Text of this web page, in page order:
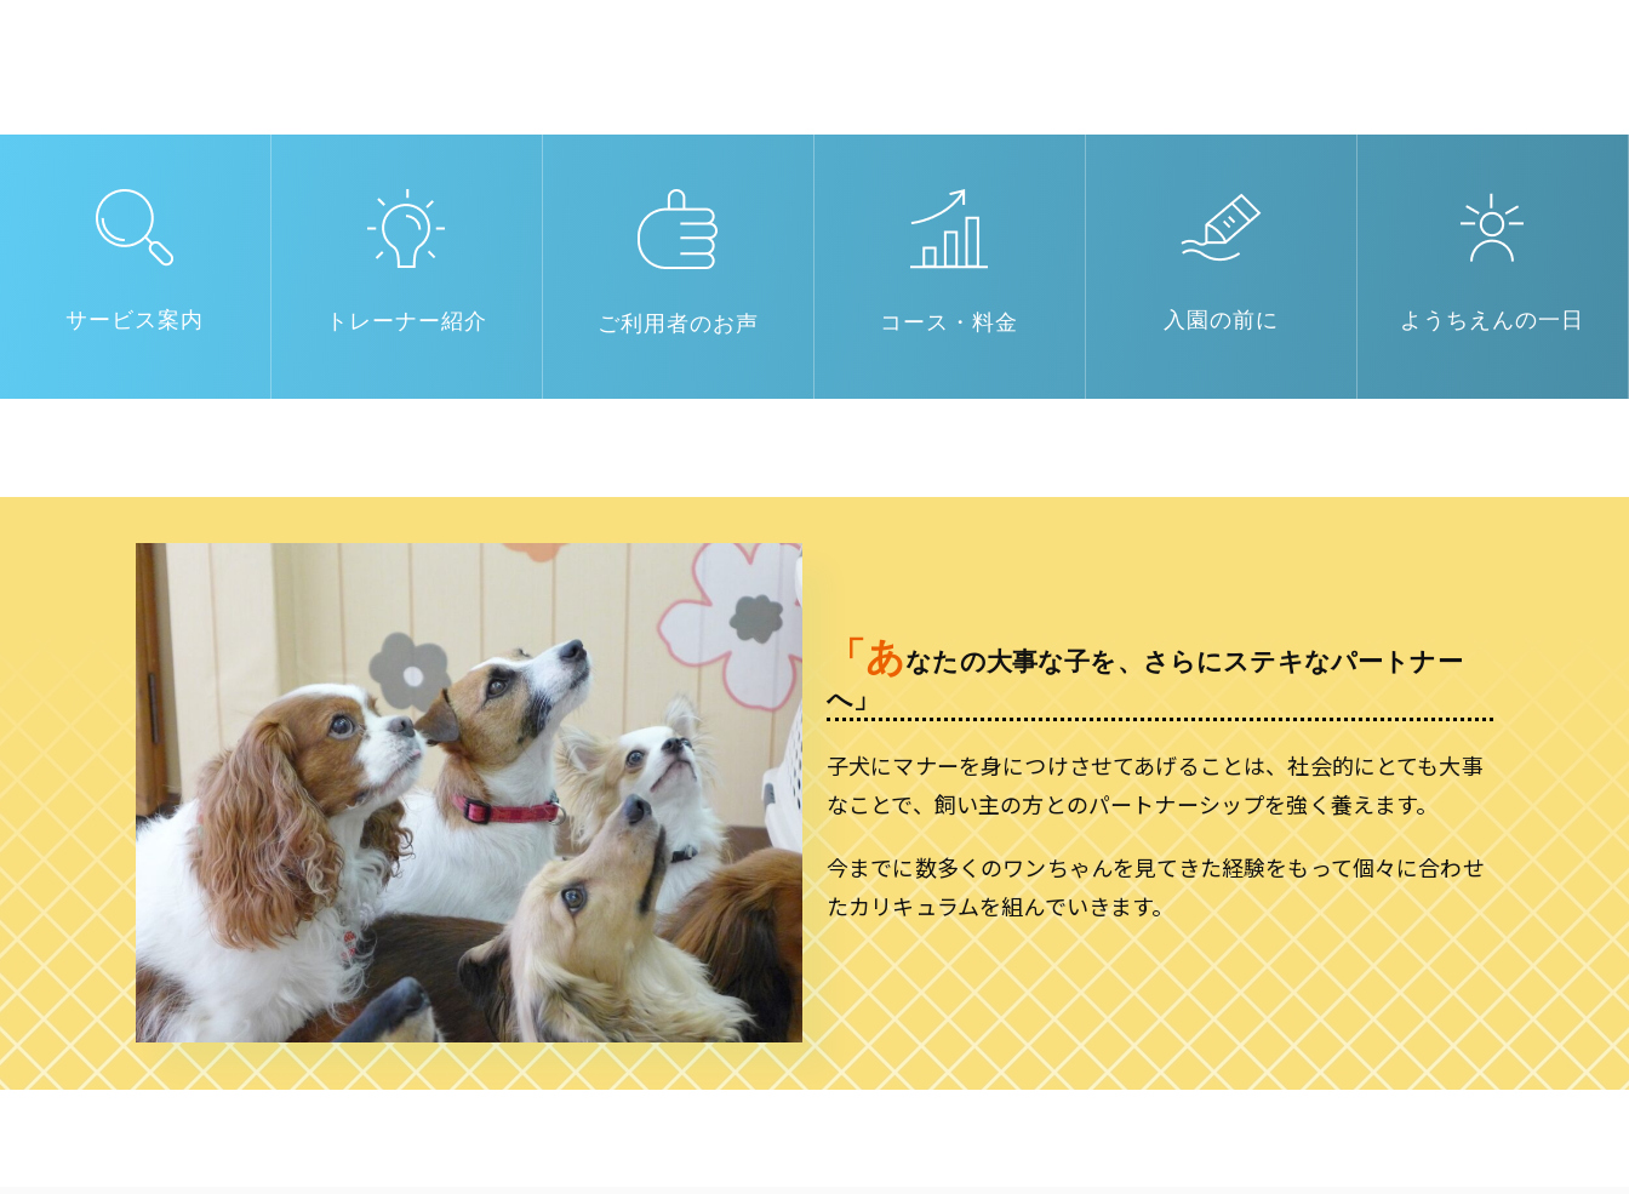
サービス案内 トレーナー紹介 ご利用者のお声 コース・料金 入園の前に ようちえんの一日
「あなたの大事な子を、さらにステキなパートナー
へ」
子犬にマナーを身につけさせてあげることは、社会的にとても大事
なことで、飼い主の方とのパートナーシップを強く養えます。
今までに数多くのワンちゃんを見てきた経験をもって個々に合わせ
たカリキュラムを組んでいきます。